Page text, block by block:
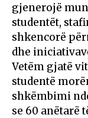
gjenerojë
studentët,
shkencorë
dhe
Vetëm gjatë
studentë
shkëmbimi
se 60 anëtarë